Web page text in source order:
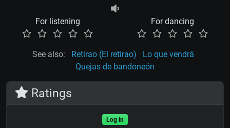
For listening For dancing
See also: Retirao (El retirao)
Lo que vendrá
Quejas de bandoneón
Ratings
Log in